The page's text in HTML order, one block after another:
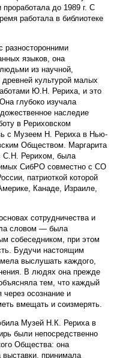
до 1989 г. С
работала в библиотеке
разносторонними
языков, она
из научной,
культурой малых
Ю.Н. Рериха, и это
глубоко изучала
наследие
в Рериховском
с Музеем Н. Рериха в Нью-
Обществом. Маргарита
С.Н. Рерихом, была
СибРО совместно с СО
патриоткой которой
Канаде, Израиле,
сотрудничества и
словом — была
собеседником, при этом
Будучи настоящим
выслушать каждого,
В людях она прежде
тем, что каждый
через осознание и
вмещать и соизмерять.
Музей Н.К. Рериха в
были непосредственно
Общества: она
выставки, принимала